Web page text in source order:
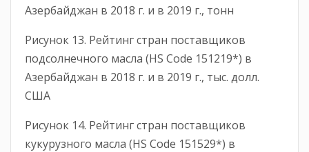
Азербайджан в 2018 г. и в 2019 г., тонн
Рисунок 13. Рейтинг стран поставщиков
подсолнечного масла (HS Code 151219*) в
Азербайджан в 2018 г. и в 2019 г., тыс. долл.
США
Рисунок 14. Рейтинг стран поставщиков
кукурузного масла (HS Code 151529*) в